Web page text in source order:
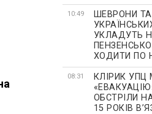
10:49
ШЕВРОНИ
УКЛАДУТЬ
ХОДИТИ ПО
08:31
КЛІРИК
ОБСТРІЛИ
15 РОКІВ